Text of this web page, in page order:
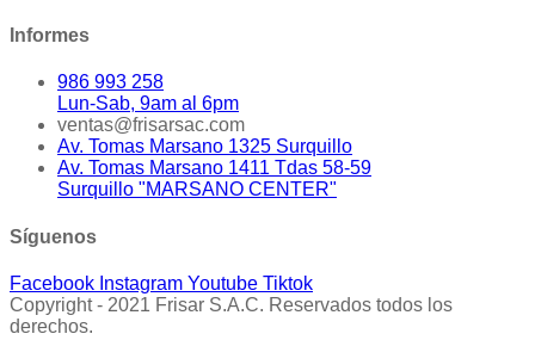
Informes
986 993 258
Lun-Sab, 9am al 6pm
ventas@frisarsac.com
Av. Tomas Marsano 1325 Surquillo
Av. Tomas Marsano 1411 Tdas 58-59
Surquillo "MARSANO CENTER"
Síguenos
Facebook Instagram Youtube Tiktok
Copyright - 2021 Frisar S.A.C. Reservados todos los
derechos.